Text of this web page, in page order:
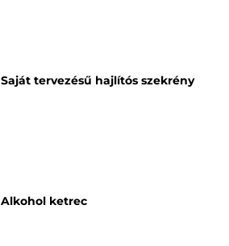
Saját tervezésű hajlítós szekrény
Alkohol ketrec